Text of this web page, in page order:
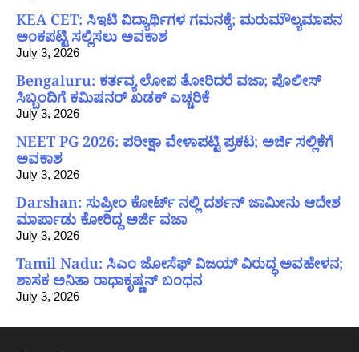
KEA CET: ಸಿಇಟಿ ವಿದ್ಯಾರ್ಥಿಗಳ ಗಮನಕ್ಕೆ; ಮರುಮೌಲ್ಯಮಾಪನ
ಅಂಕಪಟ್ಟಿ ಸಲ್ಲಿಸಲು ಅವಕಾಶ
July 3, 2026
Bengaluru: ಕರ್ತವ್ಯ ಲೋಪ ತೋರಿದರೆ ವಜಾ; ಪೊಲೀಸ್
ಸಿಬ್ಬಂದಿಗೆ ಕಮಿಷನರ್ ಖಡಕ್ ಎಚ್ಚರಿಕೆ
July 3, 2026
NEET PG 2026: ಪರೀಕ್ಷಾ ವೇಳಾಪಟ್ಟಿ ಪ್ರಕಟ; ಅರ್ಜಿ ಸಲ್ಲಿಕೆಗೆ
ಅವಕಾಶ
July 3, 2026
Darshan: ಸುಪ್ರೀಂ ಕೋರ್ಟ್ ನಲ್ಲಿ ದರ್ಶನ್ ಜಾಮೀನು ಆದೇಶ
ಮಾರ್ಪಾಡು ಕೋರಿದ್ದ ಅರ್ಜಿ ವಜಾ
July 3, 2026
Tamil Nadu: ಸಿಎಂ ಜೋಸೆಫ್ ವಿಜಯ್ ವಿರುದ್ಧ ಅವಹೇಳನ;
ಶಾಸಕ ಅನಿತಾ ರಾಧಾಕೃಷ್ಣನ್ ಬಂಧನ
July 3, 2026